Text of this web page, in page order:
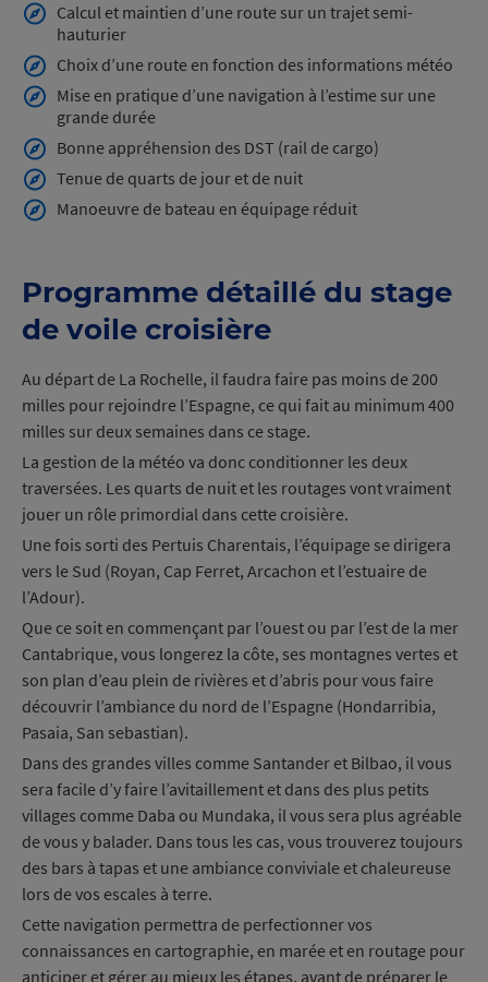
fonction
la
Météo.
Calcul et maintien d’une route sur un trajet semi-
hauturier
Choix d’une route en fonction des informations météo
Mise en pratique d’une navigation à l’estime sur une
grande durée
Bonne appréhension des DST (rail de cargo)
Tenue de quarts de jour et de nuit
Manoeuvre de bateau en équipage réduit
Programme détaillé du stage
de voile croisière
Au départ de La Rochelle, il faudra faire pas moins de 200
milles pour rejoindre l’Espagne, ce qui fait au minimum 400
milles sur deux semaines dans ce stage.
La gestion de la météo va donc conditionner les deux
traversées. Les quarts de nuit et les routages vont vraiment
jouer un rôle primordial dans cette croisière.
Une fois sorti des Pertuis Charentais, l’équipage se dirigera
vers le Sud (Royan, Cap Ferret, Arcachon et l’estuaire de
l’Adour).
Que ce soit en commençant par l’ouest ou par l’est de la mer
Cantabrique, vous longerez la côte, ses montagnes vertes et
son plan d’eau plein de rivières et d’abris pour vous faire
découvrir l’ambiance du nord de l’Espagne (Hondarribia,
Pasaia, San sebastian).
Dans des grandes villes comme Santander et Bilbao, il vous
sera facile d’y faire l’avitaillement et dans des plus petits
villages comme Daba ou Mundaka, il vous sera plus agréable
de vous y balader. Dans tous les cas, vous trouverez toujours
des bars à tapas et une ambiance conviviale et chaleureuse
lors de vos escales à terre.
Cette navigation permettra de perfectionner vos
connaissances en cartographie, en marée et en routage pour
anticiper et gérer au mieux les étapes, avant de préparer le